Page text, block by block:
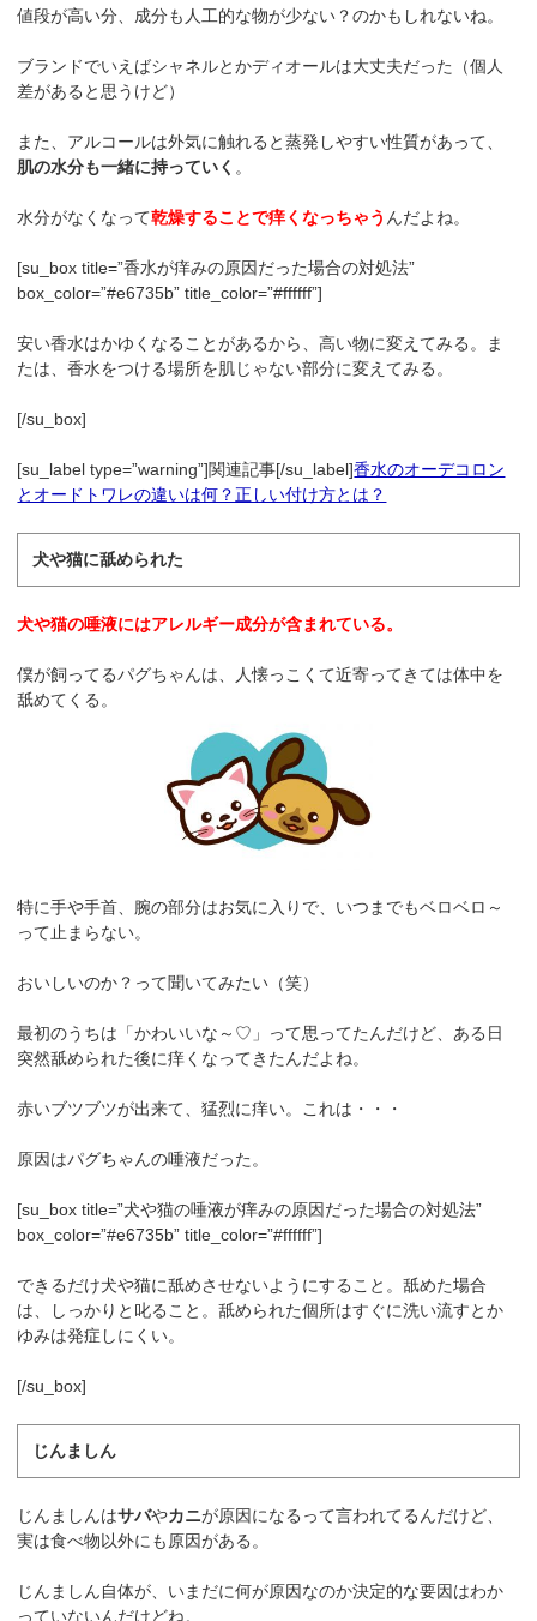
値段が高い分、成分も人工的な物が少ない？のかもしれないね。
ブランドでいえばシャネルとかディオールは大丈夫だった（個人
差があると思うけど）
また、アルコールは外気に触れると蒸発しやすい性質があって、
肌の水分も一緒に持っていく 。
水分がなくなって乾燥することで痒くなっちゃう んだよね。
[su_box title=”香水が痒みの原因だった場合の対処法”
box_color=”#e6735b” title_color=”#ffffff”]
安い香水はかゆくなることがあるから、高い物に変えてみる。ま
たは、香水をつける場所を肌じゃない部分に変えてみる。
[/su_box]
[su_label type=”warning”]関連記事[/su_label]香水のオーデコロン
とオードトワレの違いは何？正しい付け方とは？
犬や猫に舐められた
犬や猫の唾液にはアレルギー成分が含まれている。
僕が飼ってるパグちゃんは、人懐っこくて近寄ってきては体中を
舐めてくる。
特に手や手首、腕の部分はお気に入りで、いつまでもベロベロ～
って止まらない。
おいしいのか？って聞いてみたい（笑）
最初のうちは「かわいいな～♡」って思ってたんだけど、ある日
突然舐められた後に痒くなってきたんだよね。
赤いブツブツが出来て、猛烈に痒い。これは・・・
原因はパグちゃんの唾液だった。
[su_box title=”犬や猫の唾液が痒みの原因だった場合の対処法”
box_color=”#e6735b” title_color=”#ffffff”]
できるだけ犬や猫に舐めさせないようにすること。舐めた場合
は、しっかりと叱ること。舐められた個所はすぐに洗い流すとか
ゆみは発症しにくい。
[/su_box]
じんましん
じんましんはサバやカニが原因になるって言われてるんだけど、
実は食べ物以外にも原因がある。
じんましん自体が、いまだに何が原因なのか決定的な要因はわか
っていないんだけどね。